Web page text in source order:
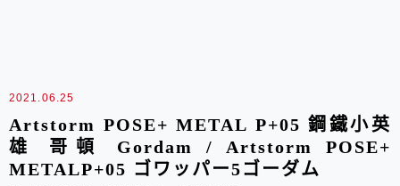
2021.06.25
Artstorm POSE+ METAL P+05 鋼鐵小英
雄 哥頓 Gordam / Artstorm POSE+
METALP+05 ゴワッパー5ゴーダム